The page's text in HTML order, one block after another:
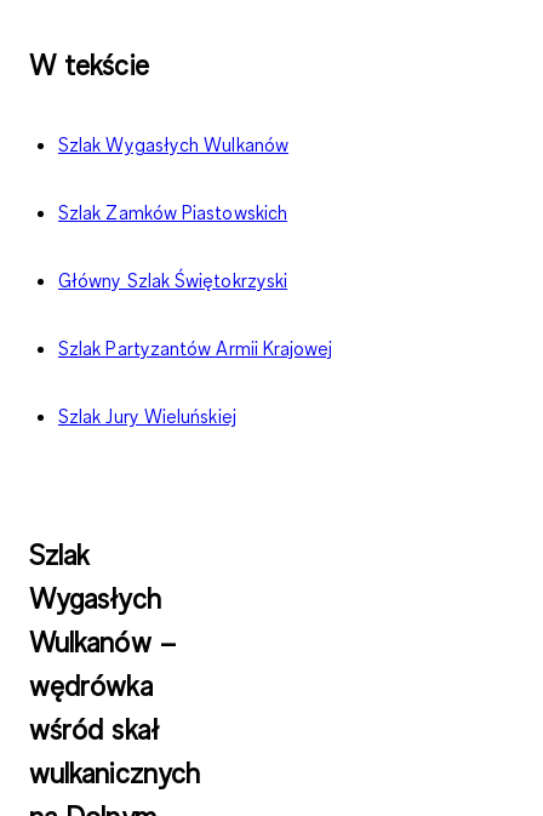
W tekście
Szlak Wygasłych Wulkanów
Szlak Zamków Piastowskich
Główny Szlak Świętokrzyski
Szlak Partyzantów Armii Krajowej
Szlak Jury Wieluńskiej
Szlak
Wygasłych
Wulkanów –
wędrówka
wśród skał
wulkanicznych